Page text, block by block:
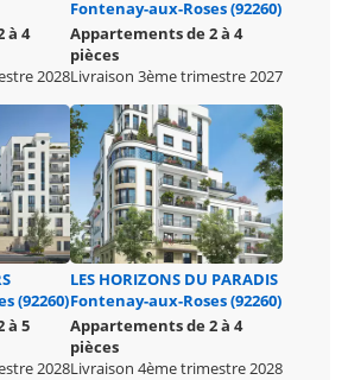
à 4
2028
Fontenay-aux-Roses (92260)
Appartements de 2 à 4
pièces
Livraison 3ème trimestre 2027
(92260)
à 5
2028
LES HORIZONS DU PARADIS
Fontenay-aux-Roses (92260)
Appartements de 2 à 4
pièces
Livraison 4ème trimestre 2028